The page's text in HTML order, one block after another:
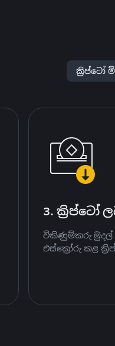
ක්‍රිප්ටෝ
3. ක්‍රිප්ටෝ
විකිණුම්කරු මුදල්
එස්ක්‍රෝරු කළ